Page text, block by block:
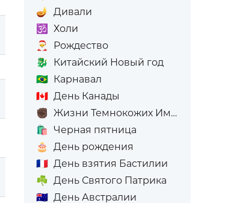
🪔 Дивали
🕉️
Холи
🎅
Рождество
🐉
Китайский Новый год
🇧🇷 Карнавал
🇨🇦 День Канады
✊🏿 Жизни Темнокожих Имеют Значение
🛍️
Черная пятница
🎂
День рождения
🇫🇷 День взятия Бастилии
☘️ День Святого Патрика
🇦🇺 День Австралии